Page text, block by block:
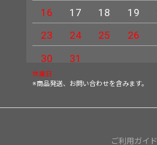
16
17 18 19
23
24 25 26
30
31
休業日
※商品発送、お問い合わせを含みます。
ご利用ガイド